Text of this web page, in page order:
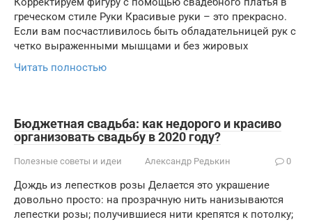
греческом стиле Руки Красивые руки – это прекрасно.
Если вам посчастливилось быть обладательницей рук с
четко выраженными мышцами и без жировых
Читать полностью
Бюджетная свадьба: как недорого и красиво
организовать свадьбу в 2020 году?
Полезные советы и идеи Александр Редькин 0
Дождь из лепестков розы Делается это украшение
довольно просто: на прозрачную нить нанизываются
лепестки розы; получившиеся нити крепятся к потолку;